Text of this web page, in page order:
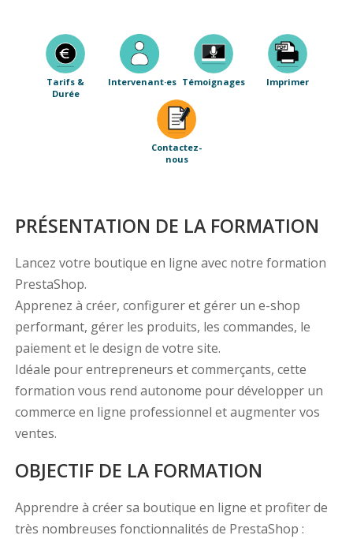
Tarifs &
Durée
Intervenant·es Témoignages Imprimer
Contactez-
nous
PRÉSENTATION DE LA FORMATION
Lancez votre boutique en ligne avec notre formation
PrestaShop.
Apprenez à créer, configurer et gérer un e-shop
performant, gérer les produits, les commandes, le
paiement et le design de votre site.
Idéale pour entrepreneurs et commerçants, cette
formation vous rend autonome pour développer un
commerce en ligne professionnel et augmenter vos
ventes.
OBJECTIF DE LA FORMATION
Apprendre à créer sa boutique en ligne et profiter de
très nombreuses fonctionnalités de PrestaShop :